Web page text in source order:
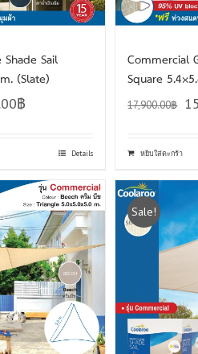
Sail
(Slate)
฿
Details
Commercial
Square
17,900.00฿
หยิบใส่ตะกร้า
Sale!